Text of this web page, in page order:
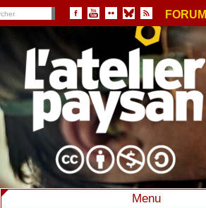
FORUM
Menu